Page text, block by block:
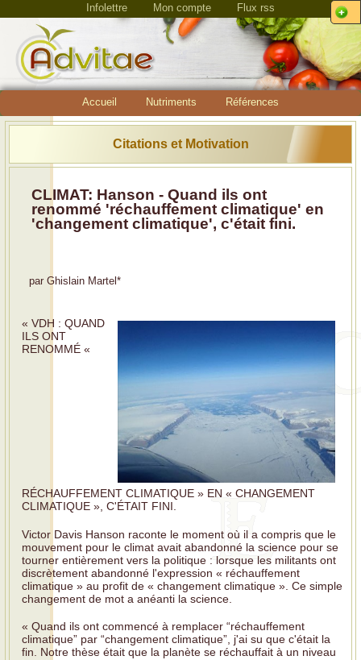
Infolettre Mon compte Flux rss
Accueil Nutriments Références
Citations et Motivation
CLIMAT: Hanson - Quand ils ont
renommé 'réchauffement climatique' en
'changement climatique', c'était fini.
par Ghislain Martel *
« VDH : QUAND
ILS ONT
RENOMMÉ «
RÉCHAUFFEMENT CLIMATIQUE » EN « CHANGEMENT
CLIMATIQUE », C'ÉTAIT FINI.
Victor Davis Hanson raconte le moment où il a compris que le
mouvement pour le climat avait abandonné la science pour se
tourner entièrement vers la politique : lorsque les militants ont
discrètement abandonné l'expression « réchauffement
climatique » au profit de « changement climatique ». Ce simple
changement de mot a anéanti la science.
« Quand ils ont commencé à remplacer “réchauffement
climatique” par “changement climatique”, j'ai su que c'était la
fin. Notre thèse était que la planète se réchauffait à un niveau